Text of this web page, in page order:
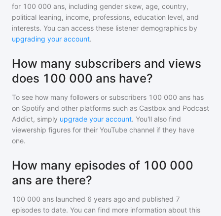
for 100 000 ans, including gender skew, age, country,
political leaning, income, professions, education level, and
interests. You can access these listener demographics by
upgrading your account.
How many subscribers and views
does 100 000 ans have?
To see how many followers or subscribers 100 000 ans has
on Spotify and other platforms such as Castbox and Podcast
Addict, simply upgrade your account. You'll also find
viewership figures for their YouTube channel if they have
one.
How many episodes of 100 000
ans are there?
100 000 ans launched 6 years ago and published 7
episodes to date. You can find more information about this